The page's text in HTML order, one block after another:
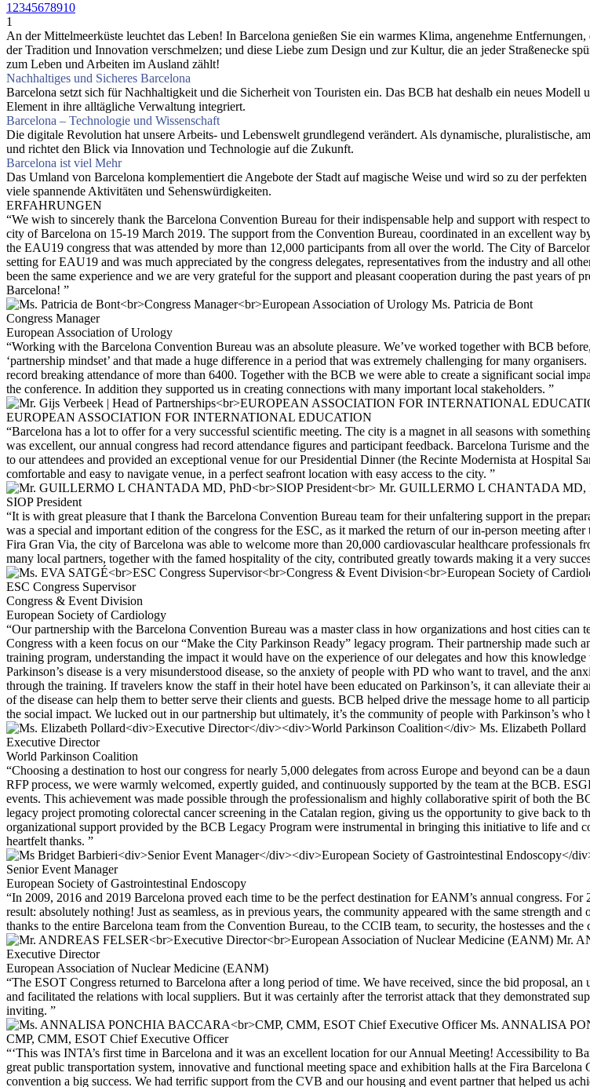
1 2345678910
1
An der Mittelmeerküste leuchtet das Leben! In Barcelona genießen Sie ein warmes Klima, angenehme
der Tradition und Innovation verschmelzen; und diese Liebe zum Design und zur Kultur, die an jeder Straßenecke
zum Leben und Arbeiten im Ausland zählt!
Nachhaltiges und Sicheres Barcelona
Barcelona setzt sich für Nachhaltigkeit und die Sicherheit von Touristen ein. Das BCB hat deshalb ein neues
Element in ihre alltägliche Verwaltung integriert.
Barcelona – Technologie und Wissenschaft
Die digitale Revolution hat unsere Arbeits- und Lebenswelt grundlegend verändert. Als dynamische, pluralistische,
und richtet den Blick via Innovation und Technologie auf die Zukunft.
Barcelona ist viel Mehr
Das Umland von Barcelona komplementiert die Angebote der Stadt auf magische Weise und wird so zu der
viele spannende Aktivitäten und Sehenswürdigkeiten.
ERFAHRUNGEN
“We wish to sincerely thank the Barcelona Convention Bureau for their indispensable help and support with
city of Barcelona on 15-19 March 2019. The support from the Convention Bureau, coordinated in an excellent way
the EAU19 congress that was attended by more than 12,000 participants from all over the world. The City of
setting for EAU19 and was much appreciated by the congress delegates, representatives from the industry and all
been the same experience and we are very grateful for the support and pleasant cooperation during the past years
Barcelona! ”
Ms. Patricia de Bont
Congress Manager
European Association of Urology
“Working with the Barcelona Convention Bureau was an absolute pleasure. We’ve worked together with BCB
‘partnership mindset’ and that made a huge difference in a period that was extremely challenging for many
record breaking attendance of more than 6400. Together with the BCB we were able to create a significant social
the conference. In addition they supported us in creating connections with many important local stakeholders. ”
EUROPEAN ASSOCIATION FOR INTERNATIONAL EDUCATION
“Barcelona has a lot to offer for a very successful scientific meeting. The city is a magnet in all seasons with
was excellent, our annual congress had record attendance figures and participant feedback. Barcelona Turisme
to our attendees and provided an exceptional venue for our Presidential Dinner (the Recinte Modernista at Hospital
comfortable and easy to navigate venue, in a perfect seafront location with easy access to the city. ”
Mr. GUILLERMO L CHANTADA MD,
SIOP President
“It is with great pleasure that I thank the Barcelona Convention Bureau team for their unfaltering support in the
was a special and important edition of the congress for the ESC, as it marked the return of our in-person meeting
Fira Gran Via, the city of Barcelona was able to welcome more than 20,000 cardiovascular healthcare
many local partners, together with the famed hospitality of the city, contributed greatly towards making it a very
ESC Congress Supervisor
Congress & Event Division
European Society of Cardiology
“Our partnership with the Barcelona Convention Bureau was a master class in how organizations and host cities
Congress with a keen focus on our “Make the City Parkinson Ready” legacy program. Their partnership made such
training program, understanding the impact it would have on the experience of our delegates and how this
Parkinson’s disease is a very misunderstood disease, so the anxiety of people with PD who want to travel, and the
through the training. If travelers know the staff in their hotel have been educated on Parkinson’s, it can alleviate
of the disease can help them to better serve their clients and guests. BCB helped drive the message home to all
the social impact. We lucked out in our partnership but ultimately, it’s the community of people with Parkinson’s who
Ms. Elizabeth Pollard
Executive Director
World Parkinson Coalition
“Choosing a destination to host our congress for nearly 5,000 delegates from across Europe and beyond can be a
RFP process, we were warmly welcomed, expertly guided, and continuously supported by the team at the BCB.
events. This achievement was made possible through the professionalism and highly collaborative spirit of both the
legacy project promoting colorectal cancer screening in the Catalan region, giving us the opportunity to give back to
organizational support provided by the BCB Legacy Program were instrumental in bringing this initiative to life and
heartfelt thanks. ”
Senior Event Manager
European Society of Gastrointestinal Endoscopy
“In 2009, 2016 and 2019 Barcelona proved each time to be the perfect destination for EANM’s annual congress.
result: absolutely nothing! Just as seamless, as in previous years, the community appeared with the same strength
thanks to the entire Barcelona team from the Convention Bureau, to the CCIB team, to security, the hostesses and
Mr.
Executive Director
European Association of Nuclear Medicine (EANM)
“The ESOT Congress returned to Barcelona after a long period of time. We have received, since the bid proposal,
and facilitated the relations with local suppliers. But it was certainly after the terrorist attack that they demonstrated
inviting. ”
Ms. ANNALISA
CMP, CMM, ESOT Chief Executive Officer
“‘This was INTA’s first time in Barcelona and it was an excellent location for our Annual Meeting! Accessibility to
great public transportation system, innovative and functional meeting space and exhibition halls at the Fira
convention a big success. We had terrific support from the CVB and our housing and event partner that helped us